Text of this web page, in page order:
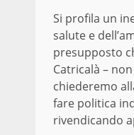
Si profila un
salute e
presupposto
Catricalà –
chiederemo
fare politica
rivendicando